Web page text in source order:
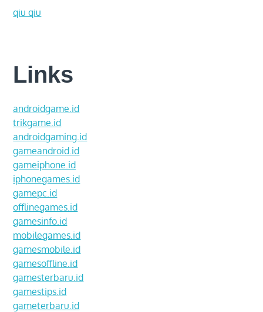
qiu qiu
Links
androidgame.id
trikgame.id
androidgaming.id
gameandroid.id
gameiphone.id
iphonegames.id
gamepc.id
offlinegames.id
gamesinfo.id
mobilegames.id
gamesmobile.id
gamesoffline.id
gamesterbaru.id
gamestips.id
gameterbaru.id